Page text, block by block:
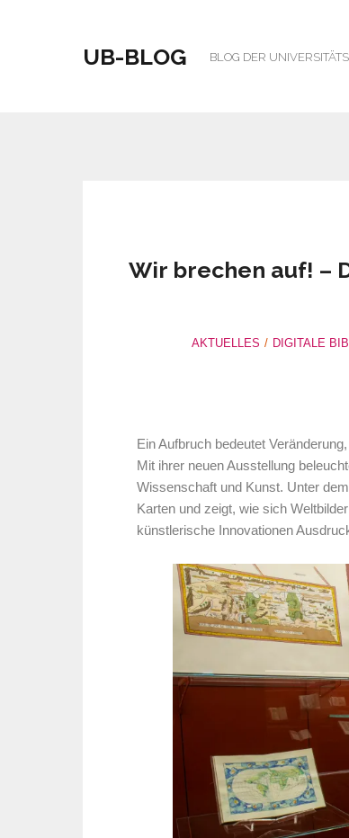
UB-BLOG BLOG DER
Wir brechen auf! –
AKTUELLES DIGITALE
Ein Aufbruch bedeutet
Mit ihrer neuen Ausstellung
Wissenschaft und Kunst. Unter dem
Karten und zeigt, wie sich
künstlerische Innovationen